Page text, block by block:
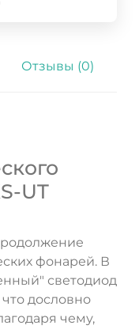
Отзывы (0)
UT
фонарей. В
светодиод
дословно
чему,